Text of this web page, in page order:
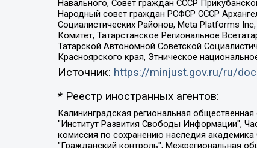
Навального, Совет граждан СССР
Народный совет граждан РСФСР СССР
Социалистических Районов, Meta Platforms
Комитет, Татарстанское Региональное
Татарской Автономной Советской
Красноярского края, Этническое
Источник: https://minjust.gov.ru/ru/
* Реестр иностранных агентов:
Калининградская региональная общественная организация "Экозащита!-Женсовет", Фонд содействия защите прав и свобод граждан "Общественный вердикт", Фонд "Институт Развития Свободы Информации", Частное учреждение "Информационное агентство МЕМО. РУ", Региональная общественная организация "Общественная комиссия по сохранению наследия академика Сахарова", Фонд поддержки свободы прессы, Санкт-Петербургская общественная правозащитная организация "Гражданский контроль", Межрегиональная общественная организация "Информационно-просветительский центр "Мемориал", Региональный Фонд "Центр Защиты Прав Средств Массовой Информации", с 05.12.2023 Фонд "Центр Защиты Прав Средств массовой информации", Региональная общественная благотворительная организация помощи беженцам и мигрантам "Гражданское содействие", Негосударственное образовательное учреждение дополнительного профессионального образования (повышение квалификации) специалистов "АКАДЕМИЯ ПО ПРАВАМ ЧЕЛОВЕКА", Свердловская региональная общественная организация "Сутяжник", Автономная некоммерческая организация "Центр независимых социологических исследований", Союз общественных объединений "Российский исследовательский центр по правам человека", Региональное общественное учреждение научно-информационный центр "МЕМОРИАЛ", Некоммерческая организация "Фонд защиты гласности", Автономная некоммерческая организация "Институт прав человека", Городская общественная организация "Екатеринбургское общество "МЕМОРИАЛ", Городская общественная организация "Рязанское историко-просветительское и правозащитное общество "Мемориал" (Рязанский Мемориал), Челябинский региональный орган общественной самодеятельности – женское общественное объединение "Женщины Евразии", Челябинский региональный орган общественной самодеятельности "Уральская правозащитная группа", Фонд содействия защите здоровья и социальной справедливости имени Андрея Рылькова, Автономная Некоммерческая Организация "Аналитический Центр Юрия Левады", Автономная некоммерческая организация социальной поддержки населения "Проект Апрель", Региональная общественная организация помощи женщинам и детям, находящимся в кризисной ситуации "Информационно-методический центр "Анна", Фонд содействия развитию массовых коммуникаций и правовому просвещению "Так-так-Так", Фонд содействия устойчивому развитию "Серебряная тайга", Свердловский региональный общественный фонд социальных проектов "Новое время", "Idel.Реалии", Кавказ.Реалии, Крым.Реалии, Телеканал Настоящее Время, Татаро-башкирская служба Радио Свобода (Azatliq Radiosi), Радио Свободная Европа/Радио Свобода (PCE/PC), "Сибирь.Реалии", "Фактограф", Благотворительный фонд помощи осужденным и их семьям, Автономная некоммерческая организация "Институт глобализации и